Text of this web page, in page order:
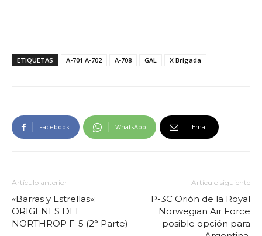
ETIQUETAS A-701 A-702 A-708 GAL X Brigada
Facebook WhatsApp Email
Artículo anterior
«Barras y Estrellas»:
ORIGENES DEL
NORTHROP F-5 (2° Parte)
Artículo siguiente
P-3C Orión de la Royal
Norwegian Air Force
posible opción para